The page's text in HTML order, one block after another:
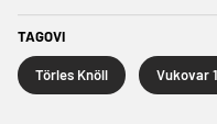
TAGOVI
Törles Knöll Vukovar